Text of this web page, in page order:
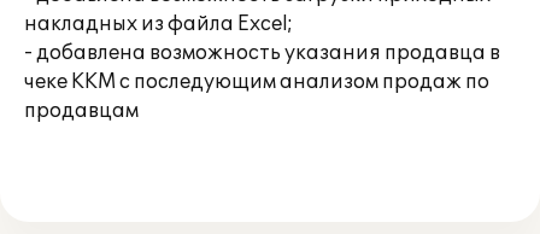
накладных из файла Excel;
- добавлена возможность указания продавца в
чеке ККМ с последующим анализом продаж по
продавцам